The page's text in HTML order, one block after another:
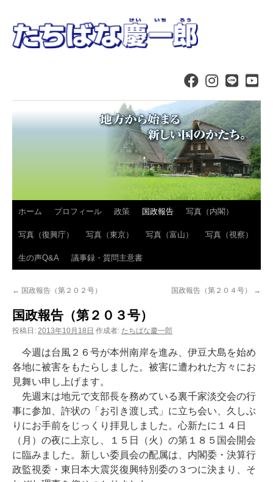
コ
ン
テ
へ
ス
キ
ッ
ホーム プロフィール 政策 国政報告 写真（内閣）
写真（復興庁） 写真（東京） 写真（富山） 写真（視察）
生の声Q&A 議事録・質問主意書
← 国政報告（第２０２号） 国政報告（第２０４号） →
国政報告（第２０３号）
投稿日: 2013年10月18日 作成者: たちばな慶一郎
今週は台風２６号が本州南岸を進み、伊豆大島を始め
各地に被害をもたらしました。被害に遭われた方々にお
見舞い申し上げます。
先週末は地元で支部長を務めている裏千家淡交会の行
事に参加、許状の「お引き渡し式」に立ち会い、久しぶ
りにお手前をじっくり拝見しました。心新たに１４日
（月）の夜に上京し、１５日（火）の第１８５国会開会
に臨みました。新しい委員会の配属は、内閣委・決算行
政監視委・東日本大震災復興特別委の３つに決まり、そ